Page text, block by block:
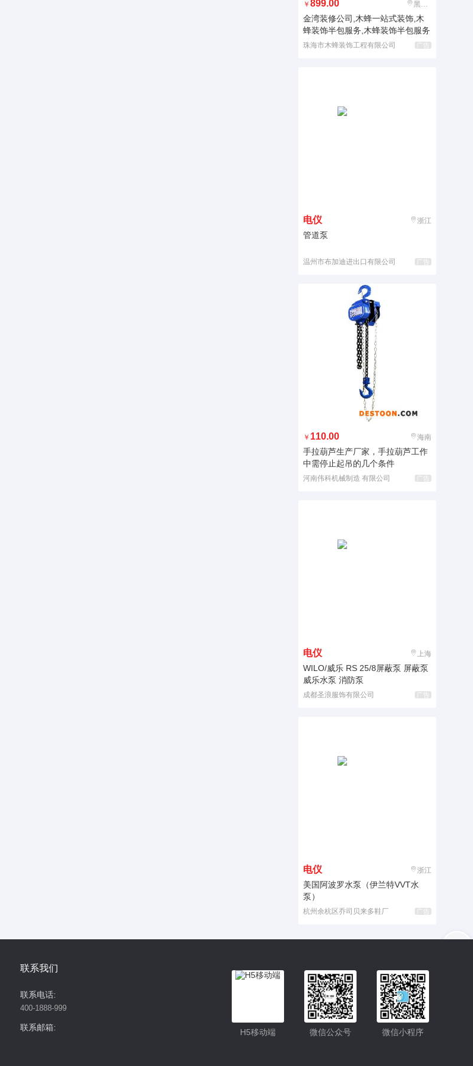
￥ 899.00 黑龙江
金湾装修公司,木蜂一站式装饰,木
蜂装饰半包服务,木蜂装饰半包服务
珠海市木蜂装饰工程有限公司 广告
电仪 浙江
管道泵
温州市布加迪进出口有限公司 广告
￥ 110.00 海南
手拉葫芦生产厂家，手拉葫芦工作
中需停止起吊的几个条件
河南伟科机械制造 有限公司 广告
电仪 上海
WILO/威乐 RS 25/8屏蔽泵 屏蔽泵
威乐水泵 消防泵
成都圣浪服饰有限公司 广告
电仪 浙江
美国阿波罗水泵（伊兰特VVT水
泵）
杭州余杭区乔司贝来多鞋厂 广告
联系我们
联系电话:
400-1888-999
联系邮箱: 微信小程序
微信公众号
H5移动端
小程序更便捷的查找产品